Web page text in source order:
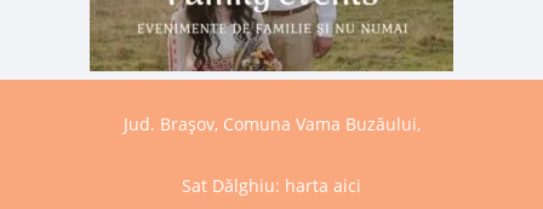
Jud. Brașov, Comuna Vama Buzăului,
Sat Dălghiu: harta aici